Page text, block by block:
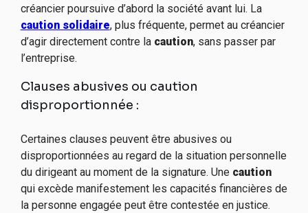
créancier poursuive d’abord la société avant lui. La
caution solidaire, plus fréquente, permet au créancier
d’agir directement contre la caution, sans passer par
l’entreprise.
Clauses abusives ou caution
disproportionnée :
Certaines clauses peuvent être abusives ou
disproportionnées au regard de la situation personnelle
du dirigeant au moment de la signature. Une caution
qui excède manifestement les capacités financières de
la personne engagée peut être contestée en justice.